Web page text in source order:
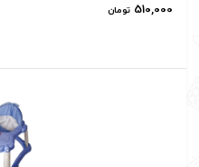
510,000 تومان